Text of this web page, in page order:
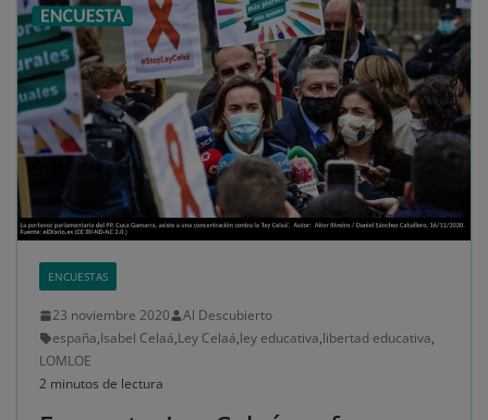
ENCUESTAS
23 noviembre 2020
Al Descubierto
españa,Isabel Celaá,Ley Celaá,ley educativa,libertad educativa,
LOMLOE
2 minutos de lectura